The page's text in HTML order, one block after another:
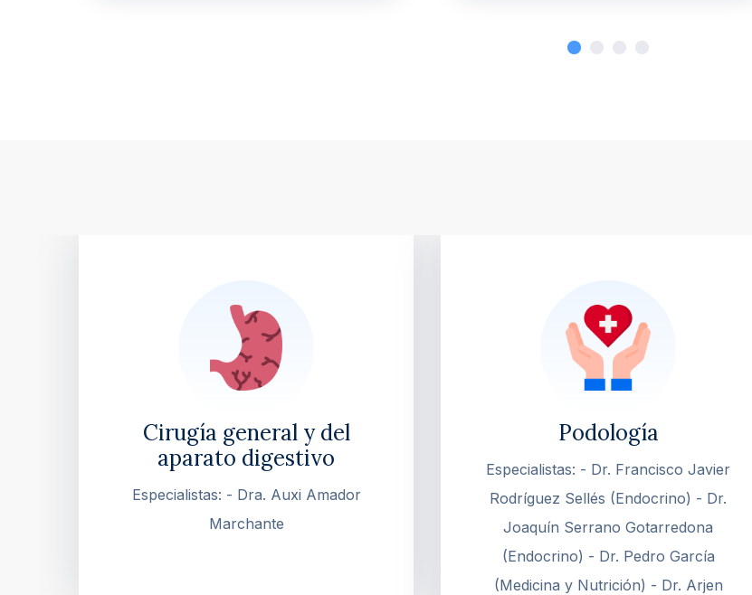
Cirugía general y del
aparato digestivo
Especialistas: - Dra. Auxi Amador
Marchante
Podología
Especialistas: - Dr. Francisco Javier
Rodríguez Sellés (Endocrino) - Dr.
Joaquín Serrano Gotarredona
(Endocrino) - Dr. Pedro García
(Medicina y Nutrición) - Dr. Arjen